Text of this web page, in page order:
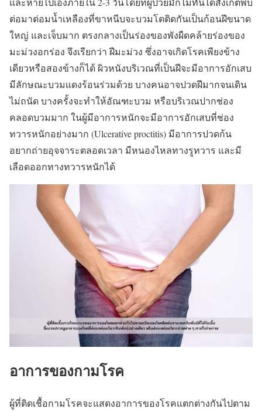
ต่อมาต่อมน้ำเหลืองที่ขาหนีบจะบวมโตติดกันเป็นก้อนฝีขนาด
ใหญ่ และเจ็บมาก ตรงกลางเป็นร่องของพังผืดคล้ายร่องของ
มะม่วงอกร่อง จึงเรียกว่า ฝีมะม่วง ซึ่งอาจเกิดโรคเพียงข้าง
เดียวหรือสองข้างก็ได้ ผิวหนังบริเวณที่เป็นฝีจะมีอาการอักเสบ
มีลักษณะบวมแดงร้อนร่วมด้วย บางคนอาจปวดฝีมากจนเดิน
ไม่ถนัด บางครั้งจะทำให้อัณฑะบวม หรือบริเวณปากช่อง
คลอดบวมมาก ในผู้มีอาการหนักจะมีอาการอักเสบที่ช่อง
ทวารหนักอย่างมาก (Ulcerative proctitis) มีอาการปวดก้น
อยากถ่ายอุจจาระตลอดเวลา มีหนองไหลทางรูทวาร และมี
เลือดออกทางทวารหนักได้
อาการของกามโรค
ผู้ที่ติดเชื้อกามโรคจะแสดงอาการของโรคแตกต่างกันไปตาม